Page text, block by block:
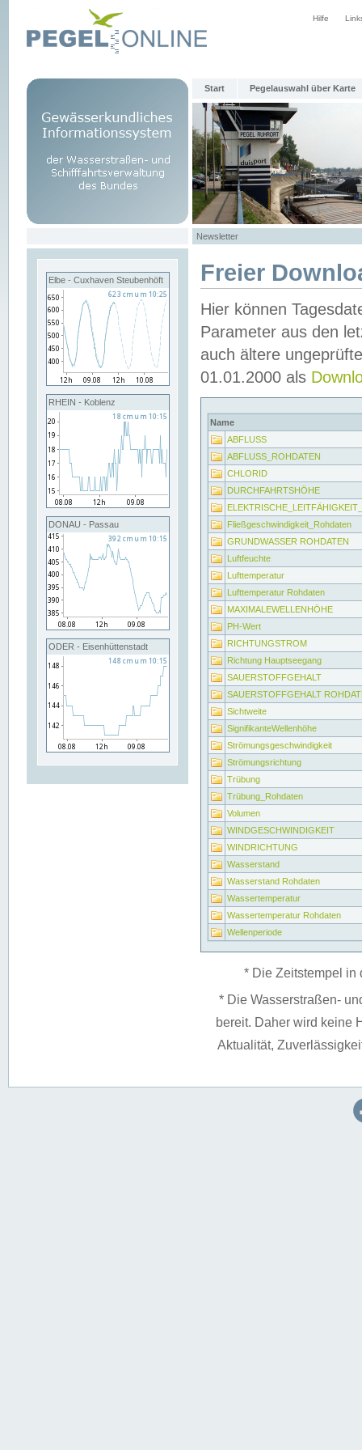
Hilfe
Start Pegelauswahl über Karte
Newsletter
Elbe - Cuxhaven Steubenhöft
RHEIN - Koblenz
DONAU - Passau
ODER - Eisenhüttenstadt
Freier
Hier können
Parameter aus den
auch ältere
01.01.2000 als
Name
ABFLUSS
ABFLUSS_ROHDATEN
CHLORID
DURCHFAHRTSHÖHE
Fließgeschwindigkeit_Rohdaten
GRUNDWASSER ROHDATEN
Luftfeuchte
Lufttemperatur
Lufttemperatur Rohdaten
MAXIMALEWELLENHÖHE
PH-Wert
RICHTUNGSTROM
Richtung Hauptseegang
SAUERSTOFFGEHALT
SAUERSTOFFGEHALT
Sichtweite
SignifikanteWellenhöhe
Strömungsgeschwindigkeit
Strömungsrichtung
Trübung
Trübung_Rohdaten
Volumen
WINDGESCHWINDIGKEIT
WINDRICHTUNG
Wasserstand
Wasserstand Rohdaten
Wassertemperatur
Wassertemperatur Rohdaten
Wellenperiode
* Die Zeitstempel in
* Die Wasserstraßen-
bereit. Daher wird keine
Aktualität,